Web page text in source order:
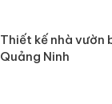
Thiết kế nhà vườn
Quảng Ninh